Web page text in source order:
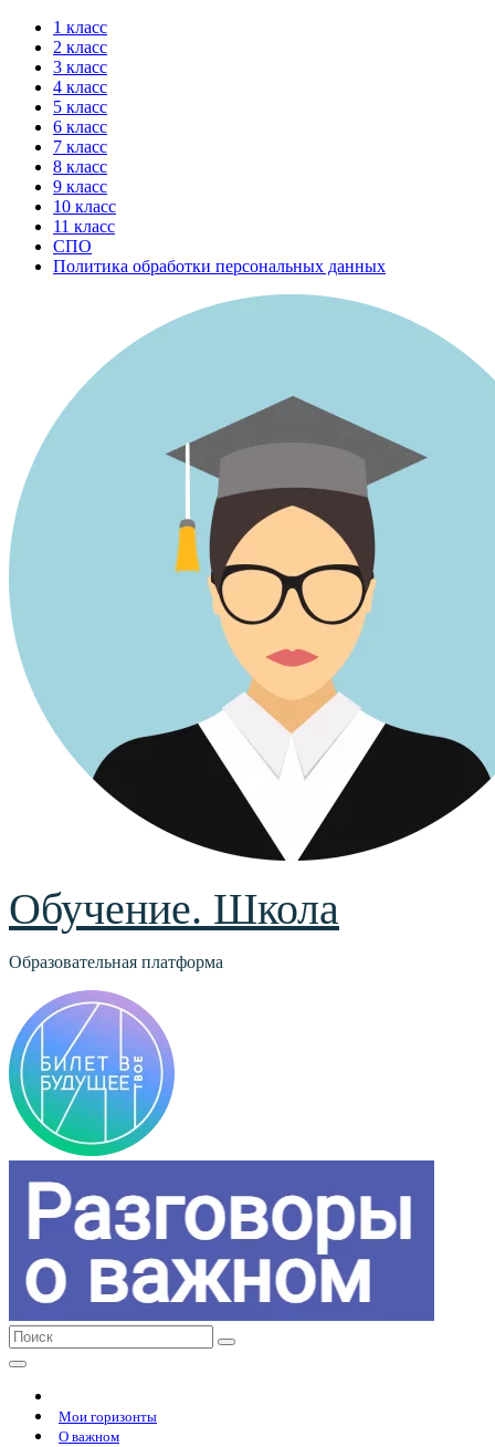
Перейти
содержимому
1 класс
2 класс
3 класс
4 класс
5 класс
6 класс
7 класс
8 класс
9 класс
10 класс
11 класс
СПО
Политика обработки персональных данных
Обучение. Школа
Образовательная платформа
Мои горизонты
О важном